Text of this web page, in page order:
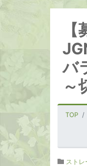
バ
～
TOP
ストレ